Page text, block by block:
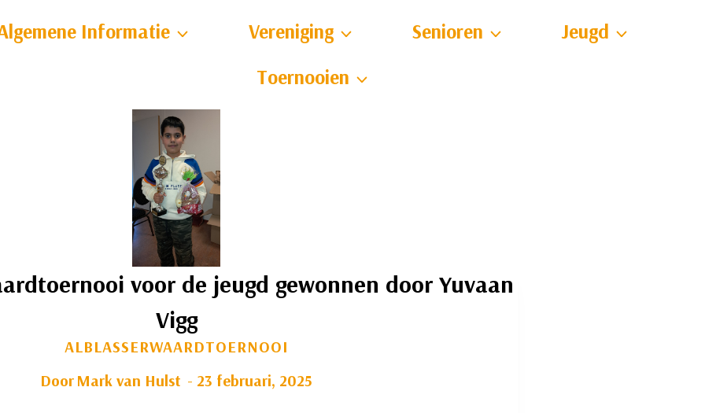
Informatie Vereniging Senioren
Jeugd
Toernooien
voor de jeugd gewonnen door Yuvaan
Vigg
ALBLASSERWAARDTOERNOOI
Door Mark van Hulst 23 februari, 2025